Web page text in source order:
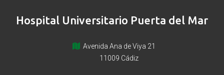
Hospital Universitario Puerta del Mar
Avenida Ana de Viya 21
11009 Cádiz